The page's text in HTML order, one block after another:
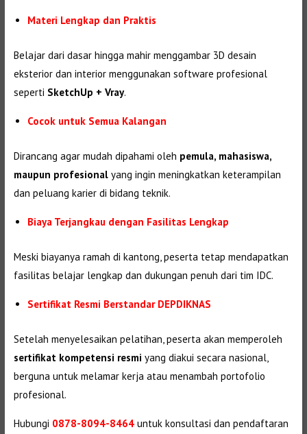
Materi Lengkap dan Praktis
Belajar dari dasar hingga mahir menggambar 3D desain
eksterior dan interior menggunakan software profesional
seperti SketchUp + Vray.
Cocok untuk Semua Kalangan
Dirancang agar mudah dipahami oleh pemula, mahasiswa,
maupun profesionalyang ingin meningkatkan keterampilan
dan peluang karier di bidang teknik.
Biaya Terjangkau dengan Fasilitas Lengkap
Meski biayanya ramah di kantong, peserta tetap mendapatkan
fasilitas belajar lengkap dan dukungan penuh dari tim IDC.
Sertifikat Resmi Berstandar DEPDIKNAS
Setelah menyelesaikan pelatihan, peserta akan memperoleh
sertifikat kompetensi resmi yang diakui secara nasional,
berguna untuk melamar kerja atau menambah portofolio
profesional.
Hubungi 0878-8094-8464untuk konsultasi dan pendaftaran